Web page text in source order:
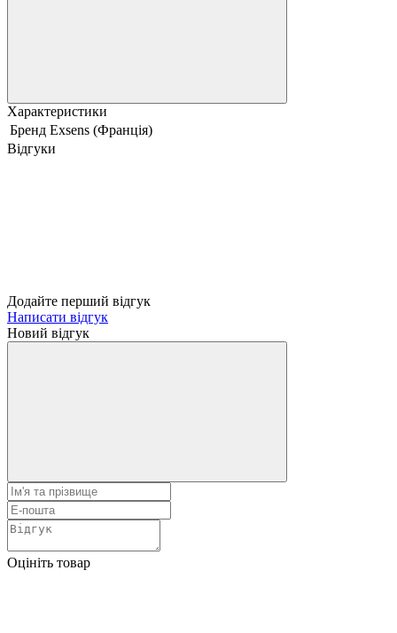
Характеристики
Бренд Exsens (Франція)
Відгуки
Додайте перший відгук
Написати відгук
Новий відгук
Оцініть товар